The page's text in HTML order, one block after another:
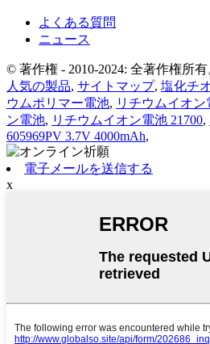
よくある質問
ニュース
© 著作権 - 2010-2024: 全著作権所有
人気の製品, サイトマップ, 塩化チ
ウムポリマー電池, リチウムイオン
ン電池, リチウムイオン電池 21700,
605969PV 3.7V 4000mAh,
電子メールを送信する
x